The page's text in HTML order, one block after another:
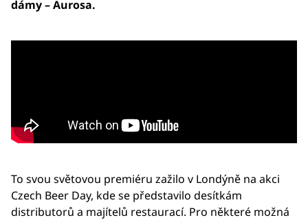
dámy – Aurosa.
To svou světovou premiéru zažilo v Londýně na akci
Czech Beer Day, kde se představilo desítkám
distributorů a majítelů restaurací. Pro některé možná